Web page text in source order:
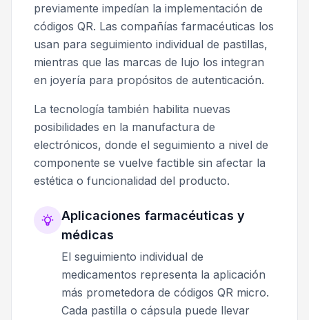
previamente impedían la implementación de
códigos QR. Las compañías farmacéuticas los
usan para seguimiento individual de pastillas,
mientras que las marcas de lujo los integran
en joyería para propósitos de autenticación.
La tecnología también habilita nuevas
posibilidades en la manufactura de
electrónicos, donde el seguimiento a nivel de
componente se vuelve factible sin afectar la
estética o funcionalidad del producto.
Aplicaciones farmacéuticas y
médicas
El seguimiento individual de
medicamentos representa la aplicación
más prometedora de códigos QR micro.
Cada pastilla o cápsula puede llevar